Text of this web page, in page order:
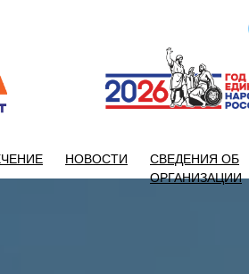
+7 (86133) 97-888
НОВОСТИ
СВЕДЕНИЯ ОБ
ОРГАНИЗАЦИИ